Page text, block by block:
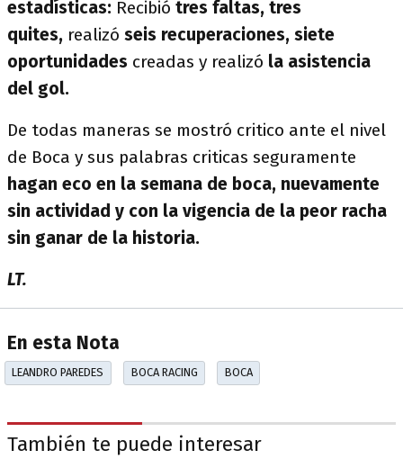
estadísticas: Recibió tres faltas, tres
quites, realizó seis recuperaciones, siete
oportunidades creadas y realizó la asistencia
del gol.
De todas maneras se mostró critico ante el nivel
de Boca y sus palabras criticas seguramente
hagan eco en la semana de boca, nuevamente
sin actividad y con la vigencia de la peor racha
sin ganar de la historia.
LT.
En esta Nota
LEANDRO PAREDES BOCA RACING BOCA
También te puede interesar